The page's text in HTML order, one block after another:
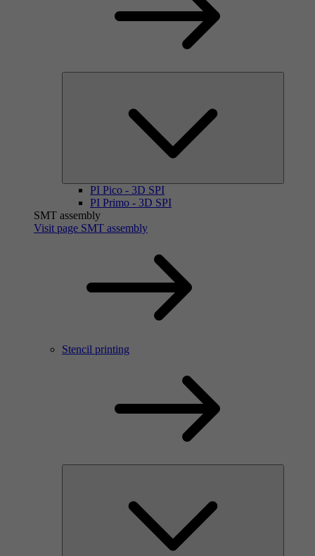
PI Pico - 3D SPI
PI Primo - 3D SPI
SMT assembly
Visit page SMT assembly
Stencil printing